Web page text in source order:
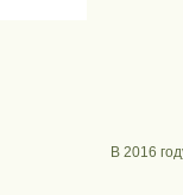
В 2016